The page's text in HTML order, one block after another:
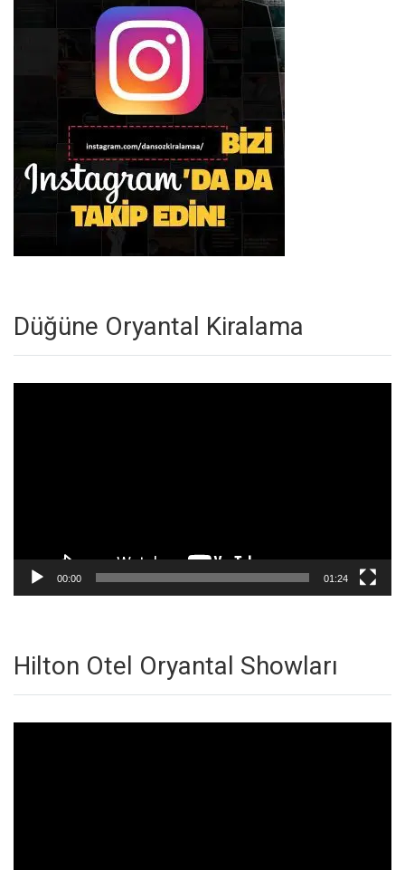
Düğüne Oryantal Kiralama
00:00 01:24
Hilton Otel Oryantal Showları